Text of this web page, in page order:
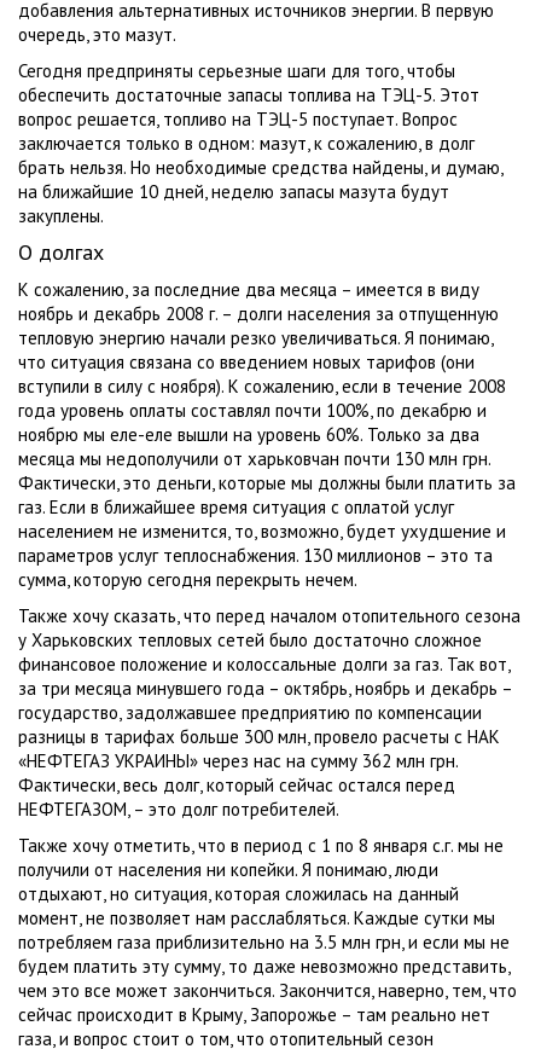
добавления альтернативных источников энергии. В первую
очередь, это мазут.
Сегодня предприняты серьезные шаги для того, чтобы
обеспечить достаточные запасы топлива на ТЭЦ-5. Этот
вопрос решается, топливо на ТЭЦ-5 поступает. Вопрос
заключается только в одном: мазут, к сожалению, в долг
брать нельзя. Но необходимые средства найдены, и думаю,
на ближайшие 10 дней, неделю запасы мазута будут
закуплены.
О долгах
К сожалению, за последние два месяца – имеется в виду
ноябрь и декабрь 2008 г. – долги населения за отпущенную
тепловую энергию начали резко увеличиваться. Я понимаю,
что ситуация связана со введением новых тарифов (они
вступили в силу с ноября). К сожалению, если в течение 2008
года уровень оплаты составлял почти 100%, по декабрю и
ноябрю мы еле-еле вышли на уровень 60%. Только за два
месяца мы недополучили от харьковчан почти 130 млн грн.
Фактически, это деньги, которые мы должны были платить за
газ. Если в ближайшее время ситуация с оплатой услуг
населением не изменится, то, возможно, будет ухудшение и
параметров услуг теплоснабжения. 130 миллионов – это та
сумма, которую сегодня перекрыть нечем.
Также хочу сказать, что перед началом отопительного сезона
у Харьковских тепловых сетей было достаточно сложное
финансовое положение и колоссальные долги за газ. Так вот,
за три месяца минувшего года – октябрь, ноябрь и декабрь –
государство, задолжавшее предприятию по компенсации
разницы в тарифах больше 300 млн, провело расчеты с НАК
«НЕФТЕГАЗ УКРАИНЫ» через нас на сумму 362 млн грн.
Фактически, весь долг, который сейчас остался перед
НЕФТЕГАЗОМ, – это долг потребителей.
Также хочу отметить, что в период с 1 по 8 января с.г. мы не
получили от населения ни копейки. Я понимаю, люди
отдыхают, но ситуация, которая сложилась на данный
момент, не позволяет нам расслабляться. Каждые сутки мы
потребляем газа приблизительно на 3.5 млн грн, и если мы не
будем платить эту сумму, то даже невозможно представить,
чем это все может закончиться. Закончится, наверно, тем, что
сейчас происходит в Крыму, Запорожье – там реально нет
газа, и вопрос стоит о том, что отопительный сезон